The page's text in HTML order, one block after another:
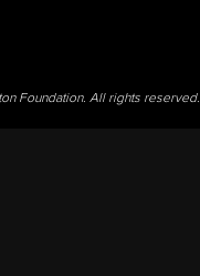
Foundation. All rights reserved.